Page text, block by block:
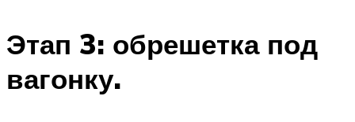
Этап 3: обрешетка под
вагонку.